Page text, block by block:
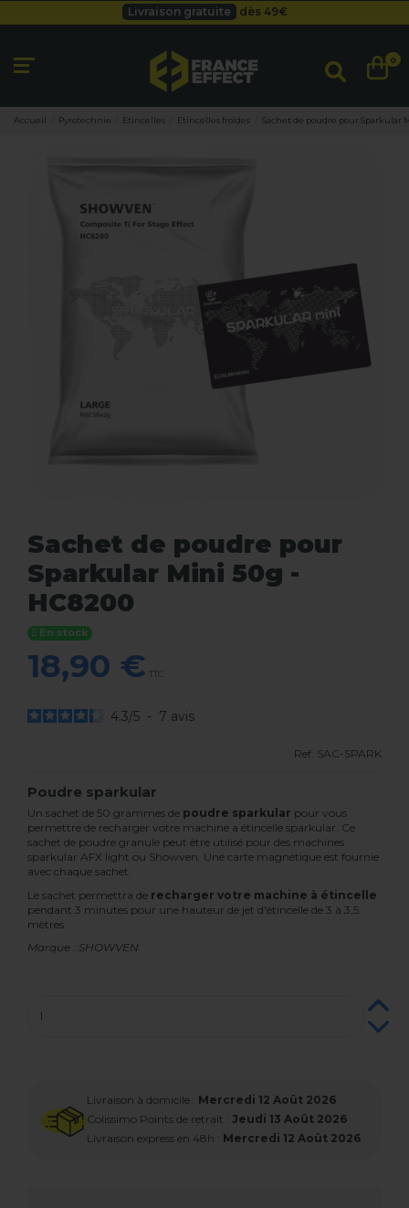
Besoin d'un devis pro ?
Cliquez ici
0
Accueil Pyrotechnie Etincelles Etincelles froides Sachet de poudre pour Sparkular
Sachet de poudre pour
Sparkular Mini 50g -
HC8200
En stock
18,90 € TTC
4.3/5 - 7 avis
Ref. SAC-SPARK
Poudre sparkular
Un sachet de 50 grammes de poudre sparkular pour vous
permettre de recharger votre machine a étincelle sparkular. Ce
sachet de poudre granule peut être utilisé pour des machines
sparkular AFX light ou Showven. Une carte magnétique est fournie
avec chaque sachet.
Le sachet permettra de recharger votre machine à étincelle
pendant 3 minutes pour une hauteur de jet d'étincelle de 3 à 3,5
mètres.
Marque : SHOWVEN
Livraison à domicile : Mercredi 12 Août 2026
Colissimo Points de retrait : Jeudi 13 Août 2026
Livraison express en 48h : Mercredi 12 Août 2026